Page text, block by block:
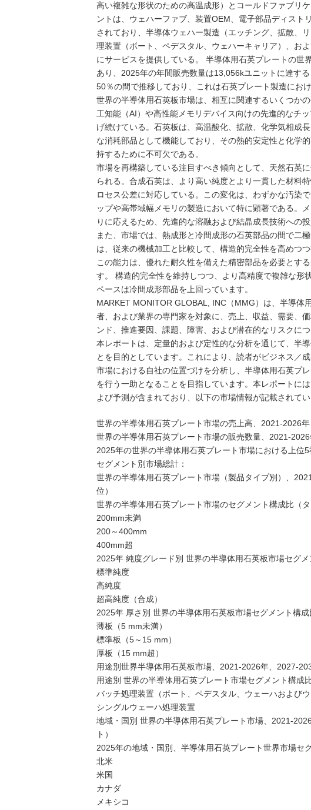
高い複雑な形状のための高温成形）とコールドファブリ
ントは、ウェハーファブ、装置OEM、電子部品ディス
されており、半導体ウェハー製造（エッチング、拡散、
理装置（ボート、ペデスタル、ウェハーキャリア）、お
にサービスを提供している。 半導体用石英プレートの
あり、2025年の年間販売数量は13,056kユニットに達す
50％の間で推移しており、これは石英プレート製造にお
世界の半導体用石英板市場は、相互に関連するいくつか
工知能（AI）や高性能メモリデバイス向けの先進的なチ
げ続けている。石英板は、高温酸化、拡散、化学気相成
な消耗部品として機能しており、その熱的安定性と化学
持するために不可欠である。
市場を再構築している注目すべき傾向として、天然石英
られる。合成石英は、より高い純度とより一貫した材料
ロセス公差に対応している。この変化は、わずかな汚染
ップや高帯域幅メモリの製造において特に顕著である。
りに応えるため、先進的な溶融および結晶成長技術への投
また、市場では、熱成形と冷間成形の石英部品の間で二
は、従来の機械加工と比較して、構造的完全性を高めつ
この能力は、優れた耐久性を備えた精密部品を必要とす
す。 構造的完全性を維持しつつ、より高精度で複雑な形
ペースは冷間成形部品を上回っています。
MARKET MONITOR GLOBAL, INC（MMG）は、半導体
者、および業界の専門家を対象に、売上、収益、需要、
ンド、推進要因、課題、障害、および潜在的なリスクにつ
本レポートは、定量的および定性的な分析を通じて、半
とを目的としています。これにより、読者がビジネス／
市場における自社の位置づけを分析し、半導体用石英プ
を行う一助となることを目指しています。本レポートに
よび予測が含まれており、以下の市場情報が記載されてい
世界の半導体用石英プレート市場の売上高、2021-2026年
世界の半導体用石英プレート市場の販売数量、2021-2026
2025年の世界の半導体用石英プレート市場における上位5
セグメント別市場総計：
世界の半導体用石英プレート市場（製品タイプ別）、
位）
世界の半導体用石英プレート市場のセグメント構成比（
200mm未満
200～400mm
400mm超
2025年 純度グレード別 世界の半導体用石英板市場セグメ
標準純度
高純度
超高純度（合成）
2025年 厚さ別 世界の半導体用石英板市場セグメント構成
薄板（5 mm未満）
標準板（5～15 mm）
厚板（15 mm超）
用途別世界半導体用石英板市場、2021-2026年、2027-
用途別 世界の半導体用石英プレート市場セグメント構成
バッチ処理装置（ボート、ペデスタル、ウェーハおよびウ
シングルウェーハ処理装置
地域・国別 世界の半導体用石英プレート市場、2021-
ト）
2025年の地域・国別、半導体用石英プレート世界市場セ
北米
米国
カナダ
メキシコ